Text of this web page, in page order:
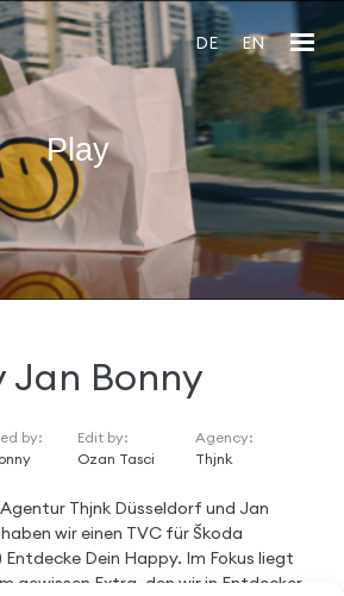
DE EN
Play
Jan Bonny
by:
Edit by:
Ozan Tasci
Agency:
Thjnk
Thjnk Düsseldorf und Jan
wir einen TVC für Škoda
Dein Happy. Im Fokus liegt
gewissen Extra, den wir in Entdecker